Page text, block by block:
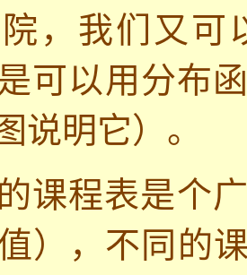
，我们又可
可以用分布
说明它）。
课程表是个
），不同的